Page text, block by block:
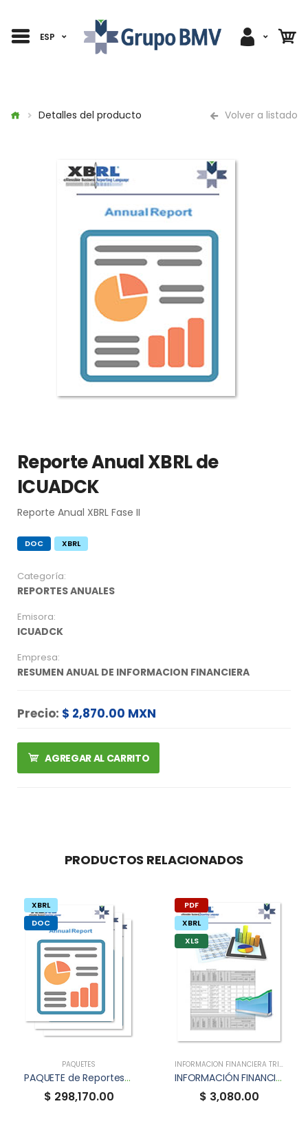
ESP
Detalles del producto Volver a listado
Reporte Anual XBRL de
ICUADCK
Reporte Anual XBRL Fase II
DOC XBRL
Categoría:
REPORTES ANUALES
Emisora:
ICUADCK
Empresa:
RESUMEN ANUAL DE INFORMACION FINANCIERA
Precio: $ 2,870.00 MXN
AGREGAR AL CARRITO
PRODUCTOS RELACIONADOS
XBRL
DOC
PAQUETES
PAQUETE de Reportes Anuales XBRL
$ 298,170.00
PDF
XBRL
XLS
INFORMACIÓN FINANCIERA TRIMESTRAL (XBRL)
INFORMACIÓN FINANCIERA TRIMESTRAL XBRL DE ICUADCK
$ 3,080.00